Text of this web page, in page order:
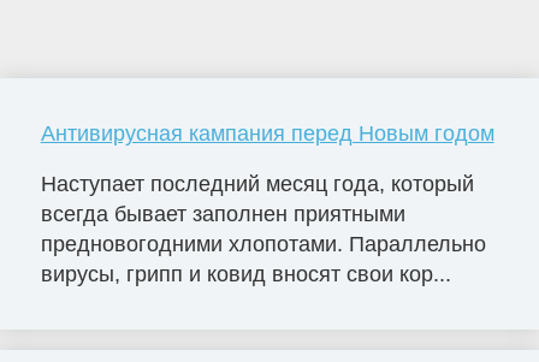
Антивирусная кампания перед Новым годом
Наступает последний месяц года, который
всегда бывает заполнен приятными
предновогодними хлопотами. Параллельно
вирусы, грипп и ковид вносят свои кор...